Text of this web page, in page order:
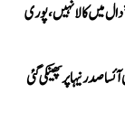
’دال میں کالا نہیں، پوری
صدر نیہا پر پھینکی گئی